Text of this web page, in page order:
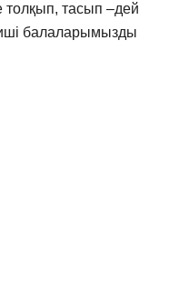
тасып –дей
балаларымызды